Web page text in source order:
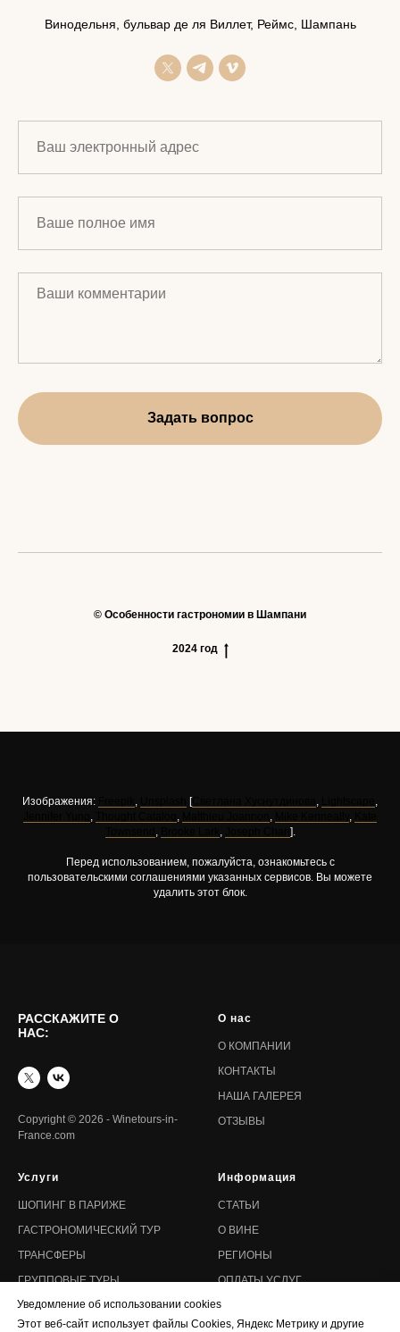
Винодельня, бульвар де ля Виллет, Реймс, Шампань
Задать вопрос
© Особенности гастрономии в Шампани
2024 год
Изображения: , [Светлана Хуснутдинова ,
,
, , , ,
, , ].
Перед использованием, пожалуйста, ознакомьтесь с
пользовательскими соглашениями указанных сервисов. Вы можете
удалить этот блок.
Уведомление об использовании cookies
Этот веб-сайт использует файлы Cookies, Яндекс Метрику и другие
РАССКАЖИТЕ О
НАС:
Copyright © 2026 - Winetours-in-
France.com
О нас
О КОМПАНИИ
КОНТАКТЫ
НАША ГАЛЕРЕЯ
ОТЗЫВЫ
Услуги
ШОПИНГ В ПАРИЖЕ
ГАСТРОНОМИЧЕСКИЙ ТУР
ТРАНСФЕРЫ
ГРУППОВЫЕ ТУРЫ
ИНДИВИДУАЛЬНЫЕ ТУРЫ
Информация
СТАТЬИ
О ВИНЕ
РЕГИОНЫ
ОПЛАТЫ УСЛУГ
СОГЛАСИЕ НА ОБРАБОТКУ